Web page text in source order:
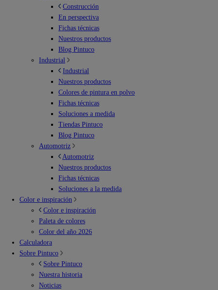
Construcción
En perspectiva
Fichas técnicas
Nuestros productos
Blog Pintuco
Industrial
Industrial
Nuestros productos
Colores de pintura en polvo
Fichas técnicas
Soluciones a medida
Tiendas Pintuco
Blog Pintuco
Automotriz
Automotriz
Nuestros productos
Fichas técnicas
Soluciones a la medida
Color e inspiración
Color e inspiración
Paleta de colores
Color del año 2026
Calculadora
Sobre Pintuco
Sobre Pintuco
Nuestra historia
Noticias